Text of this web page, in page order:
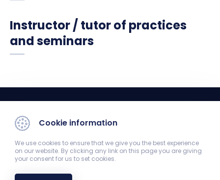
Instructor / tutor of practices
and seminars
Department of Medical Biology
7624 Pécs, Szigeti út 12.
Cookie information
We use cookies to ensure that we give you the best experience
on our website. By clicking any link on this page you are giving
your consent for us to set cookies.